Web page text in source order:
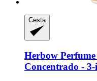
Cesta
Herbow
Concentrado -​